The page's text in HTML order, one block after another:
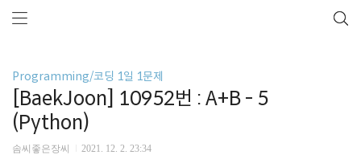
Programming/코딩 1일 1문제
[BaekJoon] 10952번 : A+B - 5
(Python)
솜씨좋은장씨 2021. 12. 2. 23:34